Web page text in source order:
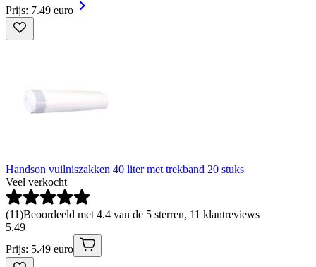
Prijs: 7.49 euro
Handson vuilniszakken 40 liter met trekband 20 stuks
Veel verkocht
(11)Beoordeeld met 4.4 van de 5 sterren, 11 klantreviews
5.49
Prijs: 5.49 euro